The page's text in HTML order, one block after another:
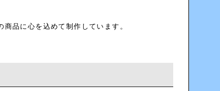
品に心を込めて制作しています。